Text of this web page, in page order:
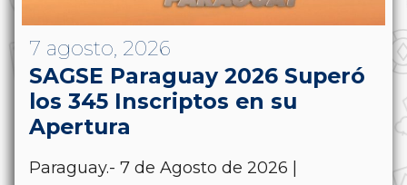
7 agosto, 2026
SAGSE Paraguay 2026 Superó
los 345 Inscriptos en su
Apertura
Paraguay.- 7 de Agosto de 2026 |